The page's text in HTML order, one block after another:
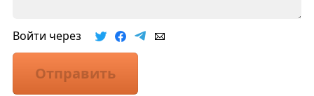
Войти через
Отправить